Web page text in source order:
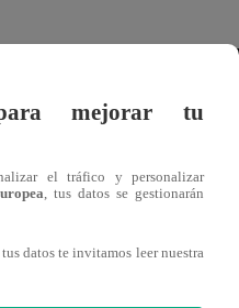
Lara, de 21 años,
con la intención de
donde los
y le robaron S/180 y su
mejorar tu
el tráfico y personalizar
, tus datos se gestionarán
datos te invitamos leer nuestra